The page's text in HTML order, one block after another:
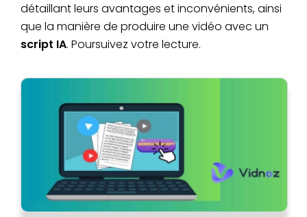
détaillant leurs avantages et inconvénients, ainsi
que la manière de produire une vidéo avec un
script IA. Poursuivez votre lecture.